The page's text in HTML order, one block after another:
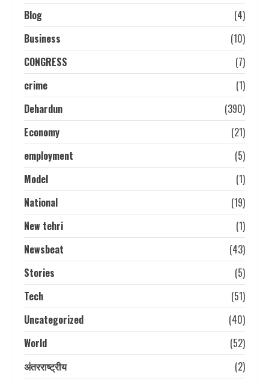
Blog
(4)
Business
(10)
CONGRESS
(7)
crime
(1)
Dehardun
(390)
Economy
(21)
employment
(5)
Model
(1)
National
(19)
New tehri
(1)
Newsbeat
(43)
Stories
(5)
Tech
(51)
Uncategorized
(40)
World
(52)
अंतरराष्ट्रीय
(2)